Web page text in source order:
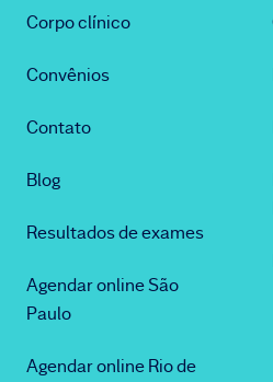
Corpo clínico
Convênios
Contato
Blog
Resultados de exames
Agendar online São
Paulo
Agendar online Rio de